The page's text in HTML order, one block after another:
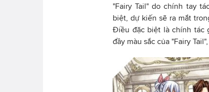
"Fairy Tail" do chính tay
biệt, dự kiến sẽ ra mắt
Điều đặc biệt là chính tác
đầy màu sắc của "Fairy